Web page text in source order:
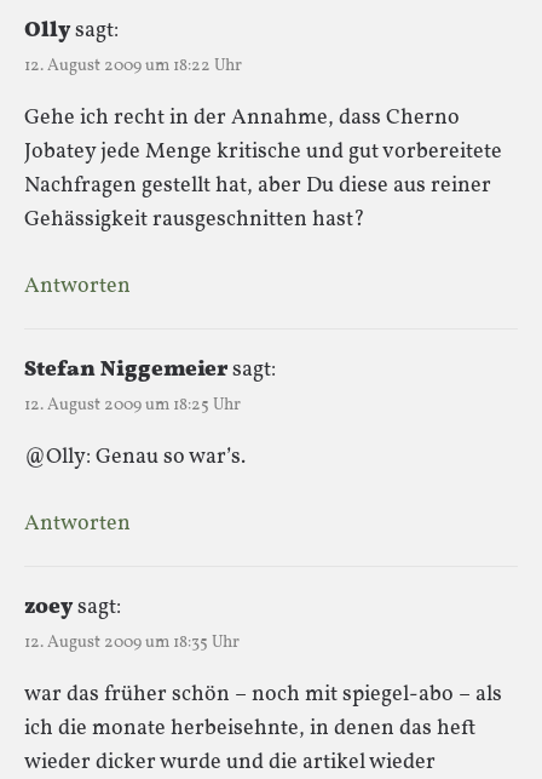
Ollysagt:
12. August 2009 um 18:22 Uhr
Gehe ich recht in der Annahme, dass Cherno
Jobatey jede Menge kritische und gut vorbereitete
Nachfragen gestellt hat, aber Du diese aus reiner
Gehässigkeit rausgeschnitten hast?
Antworten
Stefan Niggemeiersagt:
12. August 2009 um 18:25 Uhr
@Olly: Genau so war’s.
Antworten
zoeysagt:
12. August 2009 um 18:35 Uhr
war das früher schön – noch mit spiegel-abo – als
ich die monate herbeisehnte, in denen das heft
wieder dicker wurde und die artikel wieder